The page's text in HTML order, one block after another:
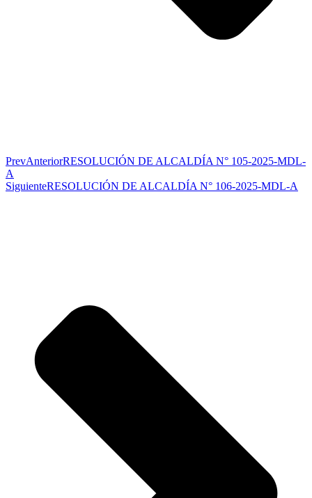
PrevAnteriorRESOLUCIÓN DE ALCALDÍA N° 105-2025-MDL-
A
SiguienteRESOLUCIÓN DE ALCALDÍA N° 106-2025-MDL-A